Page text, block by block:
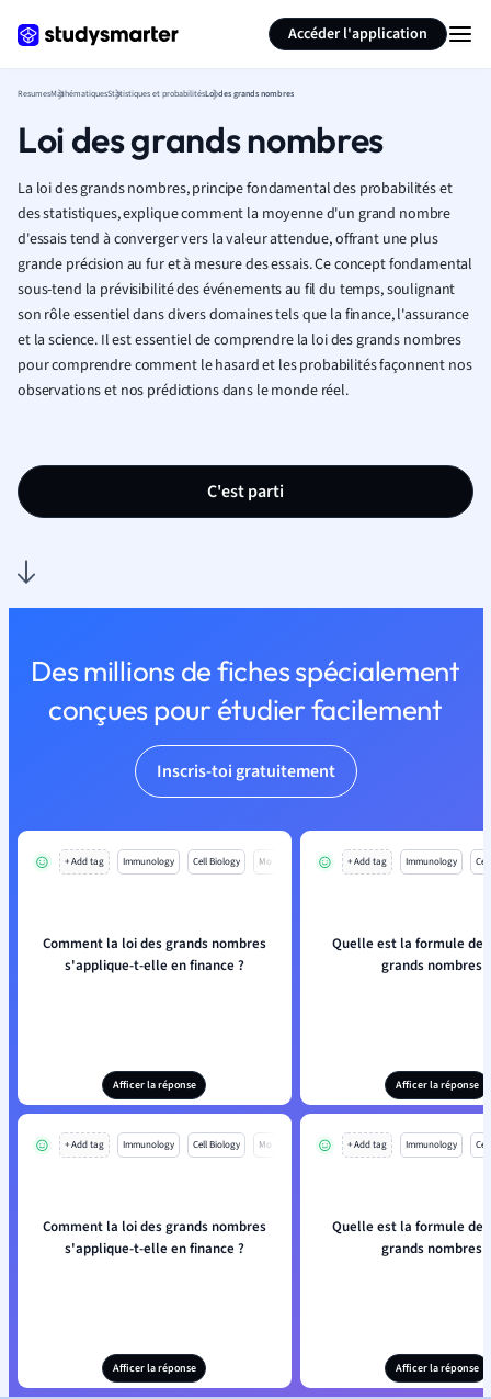
Accéder l'application
ResumesMathématiquesStatistiques et probabilitésLoi des grands nombres
Loi des grands nombres
La loi des grands nombres, principe fondamental des probabilités et
des statistiques, explique comment la moyenne d'un grand nombre
d'essais tend à converger vers la valeur attendue, offrant une plus
grande précision au fur et à mesure des essais. Ce concept fondamental
sous-tend la prévisibilité des événements au fil du temps, soulignant
son rôle essentiel dans divers domaines tels que la finance, l'assurance
et la science. Il est essentiel de comprendre la loi des grands nombres
pour comprendre comment le hasard et les probabilités façonnent nos
observations et nos prédictions dans le monde réel.
C'est parti
Des millions de fiches spécialement
conçues pour étudier facilement
Inscris-toi gratuitement
+ Add tag Immunology Cell Biology Mo
Comment la loi des grands nombres
s'applique-t-elle en finance ?
Afficer la réponse
+ Add tag Immunology
Quelle est la formule de
grands nombres ?
Afficer la réponse
+ Add tag Immunology Cell Biology Mo
Comment la loi des grands nombres
s'applique-t-elle en finance ?
Afficer la réponse
+ Add tag Immunology
Quelle est la formule de
grands nombres ?
Afficer la réponse
Résumer la page